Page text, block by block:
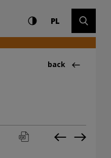
and search
High contrast
PLCHANGE
Back
back
print pobierz Previous
Next